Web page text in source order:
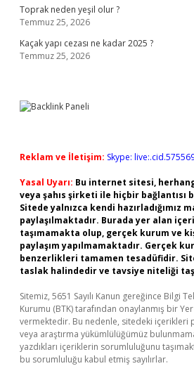
Toprak neden yeşil olur ?
Temmuz 25, 2026
Kaçak yapı cezası ne kadar 2025 ?
Temmuz 25, 2026
Reklam ve İletişim: Skype:
Yasal Uyarı: Bu internet sitesi,
veya şahıs şirketi ile hiçbir bağlantısı
Sitede yalnızca kendi hazırladığımız
paylaşılmaktadır. Burada yer alan
taşımamakta olup, gerçek kurum ve
paylaşım yapılmamaktadır. Gerçek
benzerlikleri tamamen tesadüfidir.
taslak halindedir ve tavsiye niteliği
Sitemiz, 5651 Sayılı Kanun gereğince Bilgi
Kurumu (BTK) tarafından onaylanmış bir
vermektedir. Bu nedenle, sitedeki içerikleri
veya araştırma yükümlülüğümüz
yazdıkları içeriklerin sorumluluğunu
bu sorumluluğu kabul etmiş sayılırlar.